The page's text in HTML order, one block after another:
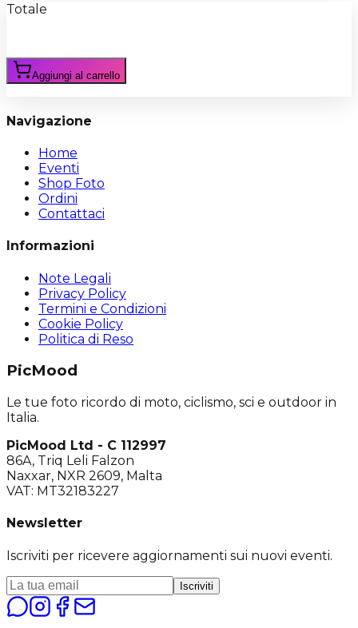
Totale
Aggiungi al carrello
Navigazione
Home
Eventi
Shop Foto
Ordini
Contattaci
Informazioni
Note Legali
Privacy Policy
Termini e Condizioni
Cookie Policy
Politica di Reso
PicMood
Le tue foto ricordo di moto, ciclismo, sci e outdoor in
Italia.
PicMood Ltd - C 112997
86A, Triq Leli Falzon
Naxxar, NXR 2609, Malta
VAT: MT32183227
Newsletter
Iscriviti per ricevere aggiornamenti sui nuovi eventi.
Iscriviti